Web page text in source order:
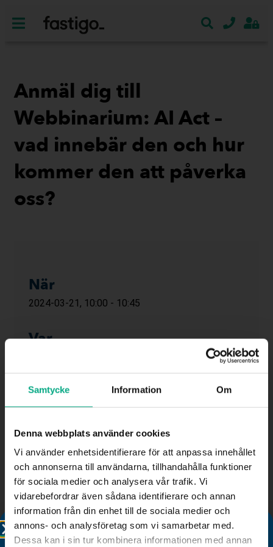
Samtycke Information Om
Denna webbplats använder cookies
Vi använder enhetsidentifierare för att anpassa innehållet
och annonserna till användarna, tillhandahålla funktioner
för sociala medier och analysera vår trafik. Vi
vidarebefordrar även sådana identifierare och annan
information från din enhet till de sociala medier och
annons- och analysföretag som vi samarbetar med.
Dessa kan i sin tur kombinera informationen med annan
Anmäl dig till
Webbinarium: AI Act –
vad innebär den och hur
kommer den att påverka
oss?
När
2024-03-21, 10:00 - 10:45
Var
Kostnad
Medlem 0 SEK
Sista registreringsdagen har passerat.
Kontakta utbildning@fastigo.se för mer information.